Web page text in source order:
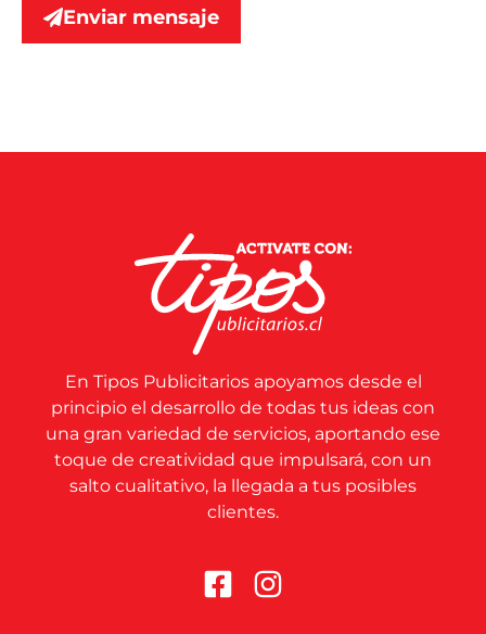
Enviar mensaje
En Tipos Publicitarios apoyamos desde el
principio el desarrollo de todas tus ideas con
una gran variedad de servicios, aportando ese
toque de creatividad que impulsará, con un
salto cualitativo, la llegada a tus posibles
clientes.